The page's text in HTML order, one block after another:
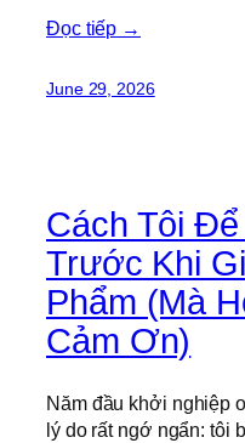
Đọc tiếp →
June 29, 2026
Cách Tôi
Trước Khi
Phẩm (Mà
Cảm Ơn)
Năm đầu khởi nghiệp
lý do rất ngớ ngẩn: tôi